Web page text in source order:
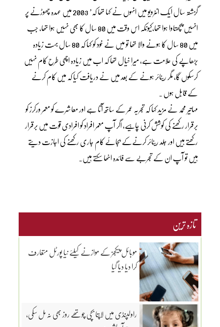
گزشتہ سال ایک انٹرویو میں انہوں نے کہا تھا کہ’ 2003 میں عہدہ چھوڑنے پر
انہیں پچھتاوا ہوا تھا،کیونکہ اس وقت میں 80 سال کا بھی نہیں ہوا تھا، جب
میں 80 سال کا ہونے والا تھا تو میں نے خود کو کہا کہ 80 سال بہت زیادہ
بڑھاپے کی علامت ہے، میرا خیال تھا کہ اب میں زیادہ اچھی طرح کام نہیں
کرسکوں گا، مگر ریٹائر ہونے کے بعد میں نے دریافت کیا کہ میں کام کرنے
کے قابل ہوں ۔
مہاتیر محمد نے مزید کہا کہ تجربہ عمر کے ساتھ آتا ہے اور معاشرے کو معمر ورکرز کو
برقرار رکھنے کی کوشش کرنی چاہیے، اگر آپ معمر افراد کو افرادی قوت میں برقرار
رکھتے ہیں اور جلد ریٹائر کرنےکے بجائے کام جاری رکھنے کی اجازت دیتے
ہیں تو آپ ان کے تجربے سے فائدہ اٹھا سکتے ہیں۔
تازہ ترین
موبائل پیکجز کے موازنے کیلئے نیا پورٹل متعارف
کرا دیا دیا گیا
راولپنڈی میں لاپتا بچی چوتھے روز بھی نہ مل سکی،